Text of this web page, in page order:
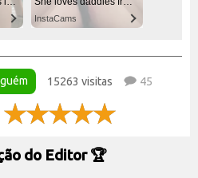
InstaCams
15263 visitas 45
do Editor 🏆